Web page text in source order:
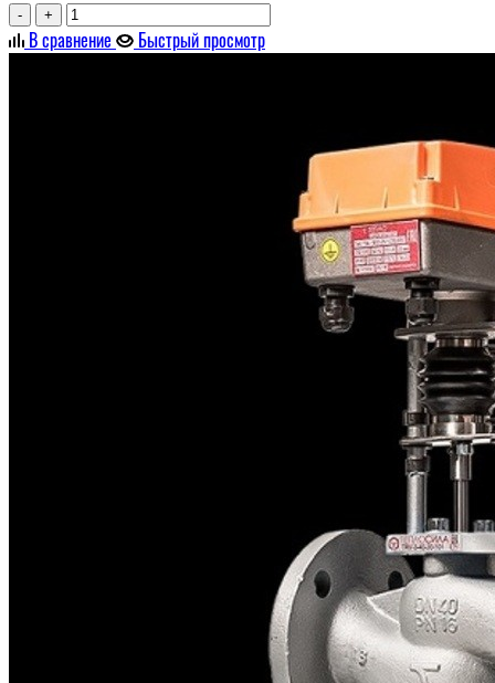
- +
В сравнение Быстрый просмотр